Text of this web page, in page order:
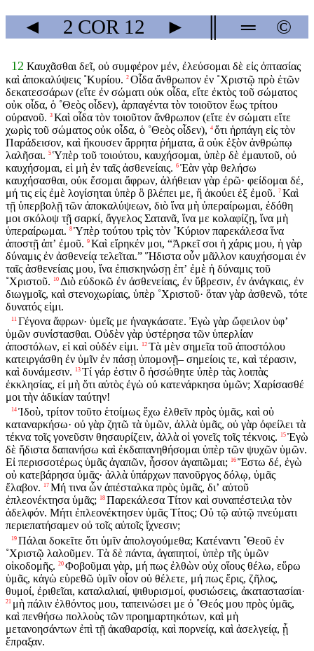
◄ 2 COR 12 ► ═ ©
12 Καυχᾶσθαι δεῖ, οὐ συμφέρον μέν, ἐλεύσομαι δὲ εἰς ὀπτασίας
καὶ ἀποκαλύψεις ˚Κυρίου. 2 Οἶδα ἄνθρωπον ἐν ˚Χριστῷ πρὸ ἐτῶν
δεκατεσσάρων (εἴτε ἐν σώματι οὐκ οἶδα, εἴτε ἐκτὸς τοῦ σώματος
οὐκ οἶδα, ὁ ˚Θεὸς οἶδεν), ἁρπαγέντα τὸν τοιοῦτον ἕως τρίτου
οὐρανοῦ. 3 Καὶ οἶδα τὸν τοιοῦτον ἄνθρωπον (εἴτε ἐν σώματι εἴτε
χωρὶς τοῦ σώματος οὐκ οἶδα, ὁ ˚Θεὸς οἶδεν), 4 ὅτι ἡρπάγη εἰς τὸν
Παράδεισον, καὶ ἤκουσεν ἄρρητα ῥήματα, ἃ οὐκ ἐξὸν ἀνθρώπῳ
λαλῆσαι. 5 Ὑπὲρ τοῦ τοιούτου, καυχήσομαι, ὑπὲρ δὲ ἐμαυτοῦ, οὐ
καυχήσομαι, εἰ μὴ ἐν ταῖς ἀσθενείαις. 6 Ἐὰν γὰρ θελήσω
καυχήσασθαι, οὐκ ἔσομαι ἄφρων, ἀλήθειαν γὰρ ἐρῶ· φείδομαι δέ,
μή τις εἰς ἐμὲ λογίσηται ὑπὲρ ὃ βλέπει με, ἢ ἀκούει ἐξ ἐμοῦ. 7 Καὶ
τῇ ὑπερβολῇ τῶν ἀποκαλύψεων, διὸ ἵνα μὴ ὑπεραίρωμαι, ἐδόθη
μοι σκόλοψ τῇ σαρκί, ἄγγελος Σατανᾶ, ἵνα με κολαφίζῃ, ἵνα μὴ
ὑπεραίρωμαι. 8 Ὑπὲρ τούτου τρὶς τὸν ˚Κύριον παρεκάλεσα ἵνα
ἀποστῇ ἀπʼ ἐμοῦ. 9 Καὶ εἴρηκέν μοι, “Ἀρκεῖ σοι ἡ χάρις μου, ἡ γὰρ
δύναμις ἐν ἀσθενείᾳ τελεῖται.” Ἥδιστα οὖν μᾶλλον καυχήσομαι ἐν
ταῖς ἀσθενείαις μου, ἵνα ἐπισκηνώσῃ ἐπʼ ἐμὲ ἡ δύναμις τοῦ
˚Χριστοῦ.
10 Διὸ εὐδοκῶ ἐν ἀσθενείαις, ἐν ὕβρεσιν, ἐν ἀνάγκαις, ἐν
διωγμοῖς, καὶ στενοχωρίαις, ὑπὲρ ˚Χριστοῦ· ὅταν γὰρ ἀσθενῶ, τότε
δυνατός εἰμι.
11 Γέγονα ἄφρων· ὑμεῖς με ἠναγκάσατε. Ἐγὼ γὰρ ὤφειλον ὑφʼ
ὑμῶν συνίστασθαι. Οὐδὲν γὰρ ὑστέρησα τῶν ὑπερλίαν
ἀποστόλων, εἰ καὶ οὐδέν εἰμι. 12 Τὰ μὲν σημεῖα τοῦ ἀποστόλου
κατειργάσθη ἐν ὑμῖν ἐν πάσῃ ὑπομονῇ– σημείοις τε, καὶ τέρασιν,
καὶ δυνάμεσιν. 13 Τί γάρ ἐστιν ὃ ἡσσώθητε ὑπὲρ τὰς λοιπὰς
ἐκκλησίας, εἰ μὴ ὅτι αὐτὸς ἐγὼ οὐ κατενάρκησα ὑμῶν; Χαρίσασθέ
μοι τὴν ἀδικίαν ταύτην!
14 Ἰδοὺ, τρίτον τοῦτο ἑτοίμως ἔχω ἐλθεῖν πρὸς ὑμᾶς, καὶ οὐ
καταναρκήσω· οὐ γὰρ ζητῶ τὰ ὑμῶν, ἀλλὰ ὑμᾶς, οὐ γὰρ ὀφείλει τὰ
τέκνα τοῖς γονεῦσιν θησαυρίζειν, ἀλλὰ οἱ γονεῖς τοῖς τέκνοις. 15 Ἐγὼ
δὲ ἥδιστα δαπανήσω καὶ ἐκδαπανηθήσομαι ὑπὲρ τῶν ψυχῶν ὑμῶν.
Εἰ περισσοτέρως ὑμᾶς ἀγαπῶν, ἧσσον ἀγαπῶμαι; 16 Ἔστω δέ, ἐγὼ
οὐ κατεβάρησα ὑμᾶς· ἀλλὰ ὑπάρχων πανοῦργος δόλῳ, ὑμᾶς
ἔλαβον. 17 Μή τινα ὧν ἀπέσταλκα πρὸς ὑμᾶς, διʼ αὐτοῦ
ἐπλεονέκτησα ὑμᾶς; 18 Παρεκάλεσα Τίτον καὶ συναπέστειλα τὸν
ἀδελφόν. Μήτι ἐπλεονέκτησεν ὑμᾶς Τίτος; Οὐ τῷ αὐτῷ πνεύματι
περιεπατήσαμεν οὐ τοῖς αὐτοῖς ἴχνεσιν;
19 Πάλαι δοκεῖτε ὅτι ὑμῖν ἀπολογούμεθα; Κατέναντι ˚Θεοῦ ἐν
˚Χριστῷ λαλοῦμεν. Τὰ δὲ πάντα, ἀγαπητοί, ὑπὲρ τῆς ὑμῶν
οἰκοδομῆς. 20 Φοβοῦμαι γὰρ, μή πως ἐλθὼν οὐχ οἵους θέλω, εὕρω
ὑμᾶς, κἀγὼ εὑρεθῶ ὑμῖν οἷον οὐ θέλετε, μή πως ἔρις, ζῆλος,
θυμοί, ἐριθεῖαι, καταλαλιαί, ψιθυρισμοί, φυσιώσεις, ἀκαταστασίαι·
21 μὴ πάλιν ἐλθόντος μου, ταπεινώσει με ὁ ˚Θεός μου πρὸς ὑμᾶς,
καὶ πενθήσω πολλοὺς τῶν προημαρτηκότων, καὶ μὴ
μετανοησάντων ἐπὶ τῇ ἀκαθαρσίᾳ, καὶ πορνείᾳ, καὶ ἀσελγείᾳ, ᾗ
ἔπραξαν.